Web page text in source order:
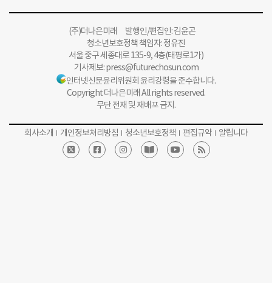
(주)더나은미래 발행인/편집인: 김윤곤
청소년보호정책 책임자: 정유진
서울 중구 세종대로 135-9, 4층(태평로1가)
기사제보:press@futurechosun.com
인터넷신문윤리위원회 윤리강령을 준수합니다.
Copyright 더나은미래 All rights reserved.
무단 전재 및 재배포 금지.
회사소개 개인정보처리방침 청소년보호정책 편집규약 알립니다